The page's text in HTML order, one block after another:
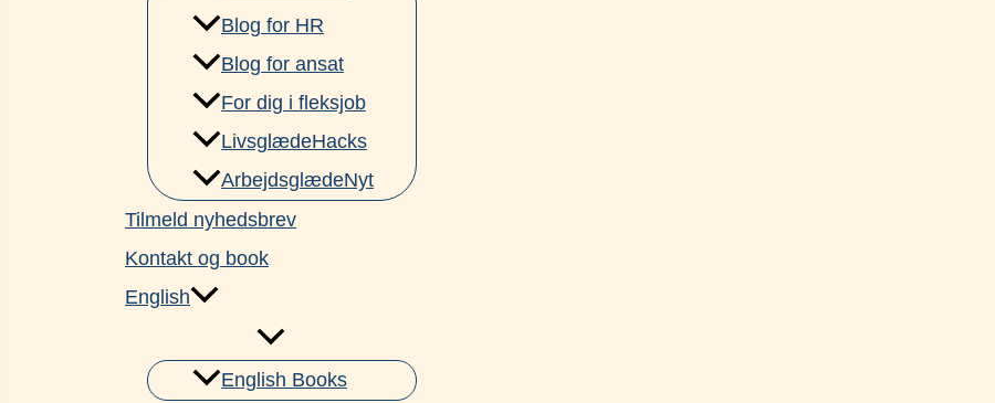
Blog for HR
Blog for ansat
For dig i fleksjob
LivsglædeHacks
ArbejdsglædeNyt
Tilmeld nyhedsbrev
Kontakt og book
English
English Books